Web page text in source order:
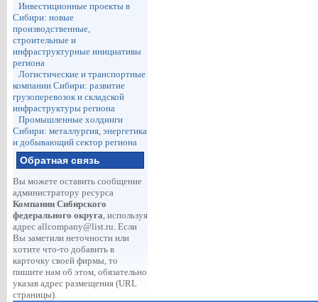
Инвестиционные проекты в
Сибири: новые
производственные,
строительные и
инфраструктурные инициативы
региона
Логистические и транспортные
компании Сибири: развитие
грузоперевозок и складской
инфраструктуры региона
Промышленные холдинги
Сибири: металлургия, энергетика
и добывающий сектор региона
Обратная связь
Вы можете оставить сообщение
администратору ресурса
Компании Сибирского
федерального округа, используя
адрес allcompany@list.ru. Если
Вы заметили неточности или
хотите что-то добавить в
карточку своей фирмы, то
пишите нам об этом, обязательно
указав адрес размещения (URL
страницы).